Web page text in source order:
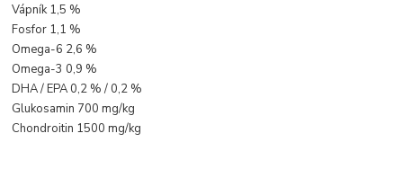
Vápník 1,5 %
Fosfor 1,1 %
Omega-6 2,6 %
Omega-3 0,9 %
DHA / EPA 0,2 % / 0,2 %
Glukosamin 700 mg/kg
Chondroitin 1500 mg/kg